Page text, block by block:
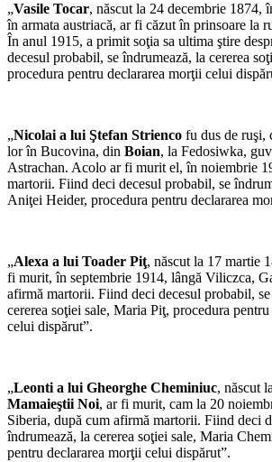
„Vasile Tocar, născut la 24 decembrie 1874,
în armata austriacă, ar fi căzut în prinsoare la
În anul 1915, a primit soţia sa ultima ştire
decesul probabil, se îndrumează, la cererea
procedura pentru declararea morţii celui
„Nicolai a lui Ştefan Strienco fu dus de ruşi,
lor în Bucovina, din Boian, la Fedosiwka,
Astrachan. Acolo ar fi murit el, în noiembrie
martorii. Fiind deci decesul probabil, se
Aniţei Heider, procedura pentru declararea
„Alexa a lui Toader Piţ, născut la 17 martie
fi murit, în septembrie 1914, lângă Viliczca,
afirmă martorii. Fiind deci decesul probabil,
cererea soţiei sale, Maria Piţ, procedura
celui dispărut”.
„Leonti a lui Gheorghe Cheminiuc, născut
Mamaieştii Noi, ar fi murit, cam la 20
Siberia, după cum afirmă martorii. Fiind deci
îndrumează, la cererea soţiei sale, Maria
pentru declararea morţii celui dispărut”.